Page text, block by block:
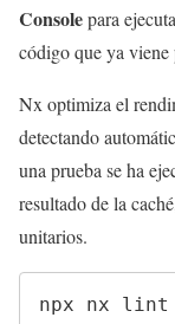
Consolepara
código que ya
Nx optimiza el
detectando
una prueba se ha
resultado de la
unitarios.
npx nx lint